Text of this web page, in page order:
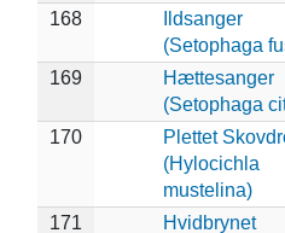
168
Ildsanger
(Setophaga
169
Hættesanger
(Setophaga
170
Plettet
(Hylocichla
mustelina)
171
Hvidbrynet